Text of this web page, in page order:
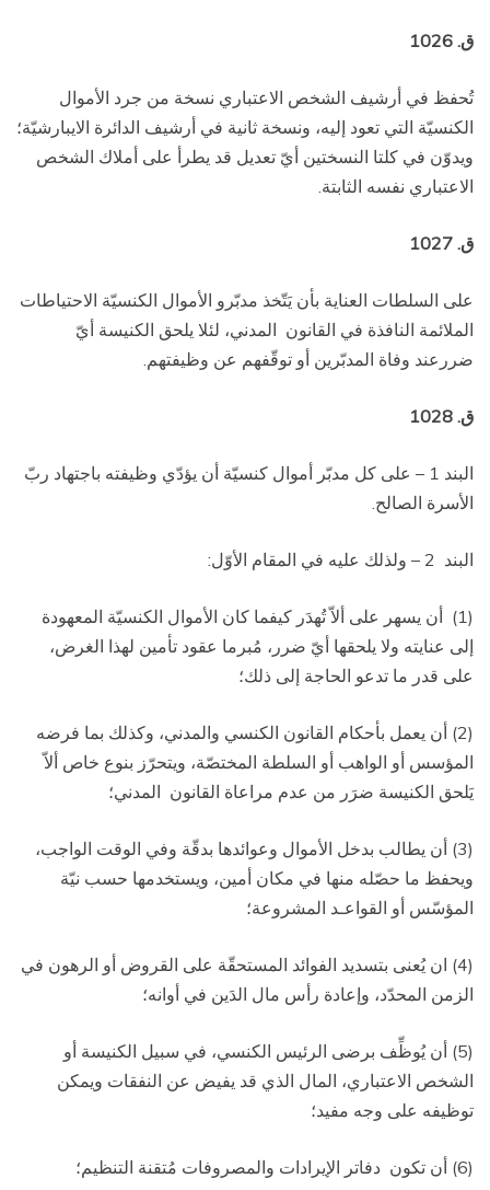
ق. 1026
تُحفظ في أرشيف الشخص الاعتباري نسخة من جرد الأموال
الكنسيّة التي تعود إليه، ونسخة ثانية في أرشيف الدائرة الايبارشيّة؛
ويدوّن في كلتا النسختين أيّ تعديل قد يطرأ على أملاك الشخص
الاعتباري نفسه الثابتة.
ق. 1027
على السلطات العناية بأن يَتّخذ مدبّرو الأموال الكنسيّة الاحتياطات
الملائمة النافذة في القانون المدني، لئلا يلحق الكنيسة أيّ
ضررعند وفاة المدبّرين أو توقّفهم عن وظيفتهم.
ق. 1028
البند 1 – على كل مدبّر أموال كنسيّة أن يؤدّي وظيفته باجتهاد ربّ
الأسرة الصالح.
البند 2 – ولذلك عليه في المقام الأوّل:
(1)
أن يسهر على ألاّ تُهدَر كيفما كان الأموال الكنسيّة المعهودة
إلى عنايته ولا يلحقها أيّ ضرر، مُبرما عقود تأمين لهذا الغرض،
على قدر ما تدعو الحاجة إلى ذلك؛
(2) أن يعمل بأحكام القانون الكنسي والمدني، وكذلك بما فرضه
المؤسس أو الواهب أو السلطة المختصّة، ويتحرّز بنوع خاص ألاّ
يَلحق الكنيسة ضرَر من عدم مراعاة القانون المدني؛
(3) أن يطالب بدخل الأموال وعوائدها بدقّة وفي الوقت الواجب،
ويحفظ ما حصّله منها في مكان أمين، ويستخدمها حسب نيّة
المؤسّس أو القواعـد المشروعة؛
(4) ان يُعنى بتسديد الفوائد المستحقّة على القروض أو الرهون في
الزمن المحدّد، وإعادة رأس مال الدَين في أوانه؛
(5) أن يُوظِّف برضى الرئيس الكنسي، في سبيل الكنيسة أو
الشخص الاعتباري، المال الذي قد يفيض عن النفقات ويمكن
توظيفه على وجه مفيد؛
(6) أن تكون دفاتر الإيرادات والمصروفات مُتقنة التنظيم؛